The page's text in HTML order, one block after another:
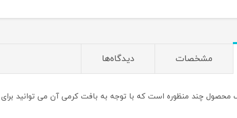
مشخصات دیدگاه‌ها
چند منظوره است که با توجه به بافت کرمی آن می توانید برای